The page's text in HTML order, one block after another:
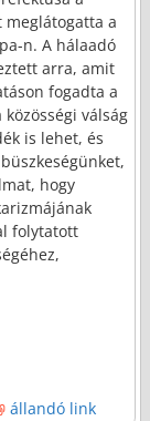
a
n. A hálaadó
arra, amit
fogadta a
válság
is lehet, és
hogy
folytatott
állandó link